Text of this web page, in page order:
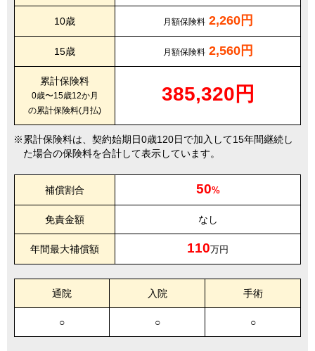
10歳 月額保険料 2,260円
15歳 月額保険料 2,560円
累計保険料
0歳〜15歳12か月
の累計保険料(月払)
385,320円
累計保険料は、契約始期日0歳120日で加入して15年間継続し
た場合の保険料を合計して表示しています。
補償割合 50%
免責金額 なし
年間最大補償額 110万円
通院 入院 手術
○ ○ ○